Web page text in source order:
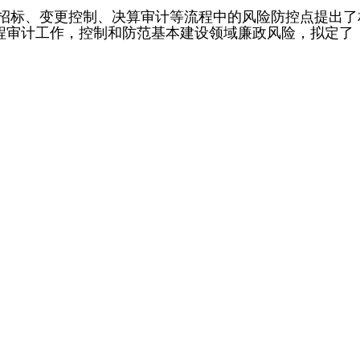
、变更控制、决算审计等流程中的风险防控点提出
计工作，控制和防范基本建设领域廉政风险，拟定了